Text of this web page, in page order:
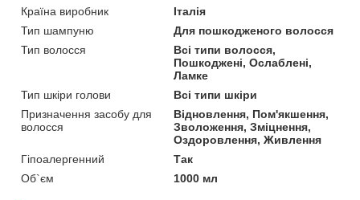
Країна виробник
Італія
Тип шампуню
Для пошкодженого волосся
Тип волосся
Всі типи волосся,
Пошкоджені, Ослаблені,
Ламке
Тип шкіри голови
Всі типи шкіри
Призначення засобу для
волосся
Відновлення, Пом'якшення,
Зволоження, Зміцнення,
Оздоровлення, Живлення
Гіпоалергенний
Так
Об`єм
1000 мл